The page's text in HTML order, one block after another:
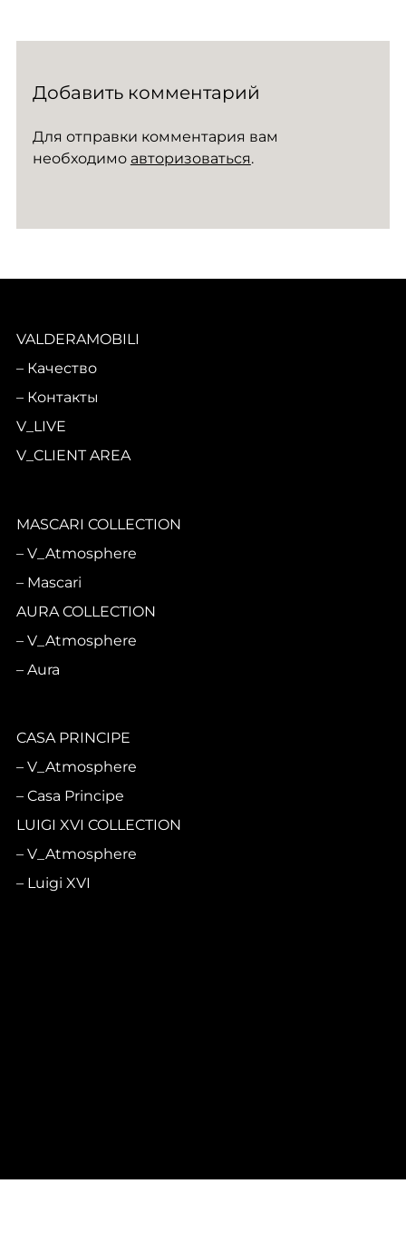
Добавить комментарий
Для отправки комментария вам
необходимо авторизоваться.
VALDERAMOBILI
Качество
Контакты
V_LIVE
V_CLIENT AREA
MASCARI COLLECTION
V_Atmosphere
Mascari
AURA COLLECTION
V_Atmosphere
Aura
CASA PRINCIPE
V_Atmosphere
Casa Principe
LUIGI XVI COLLECTION
V_Atmosphere
Luigi XVI